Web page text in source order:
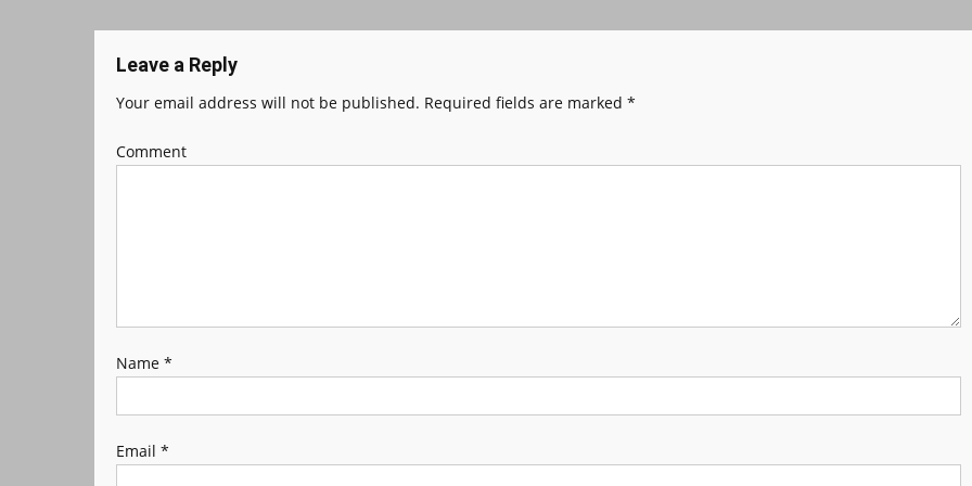
Leave a Reply
Your email address will not be published. Required fields are marked *
Comment
Name *
Email *